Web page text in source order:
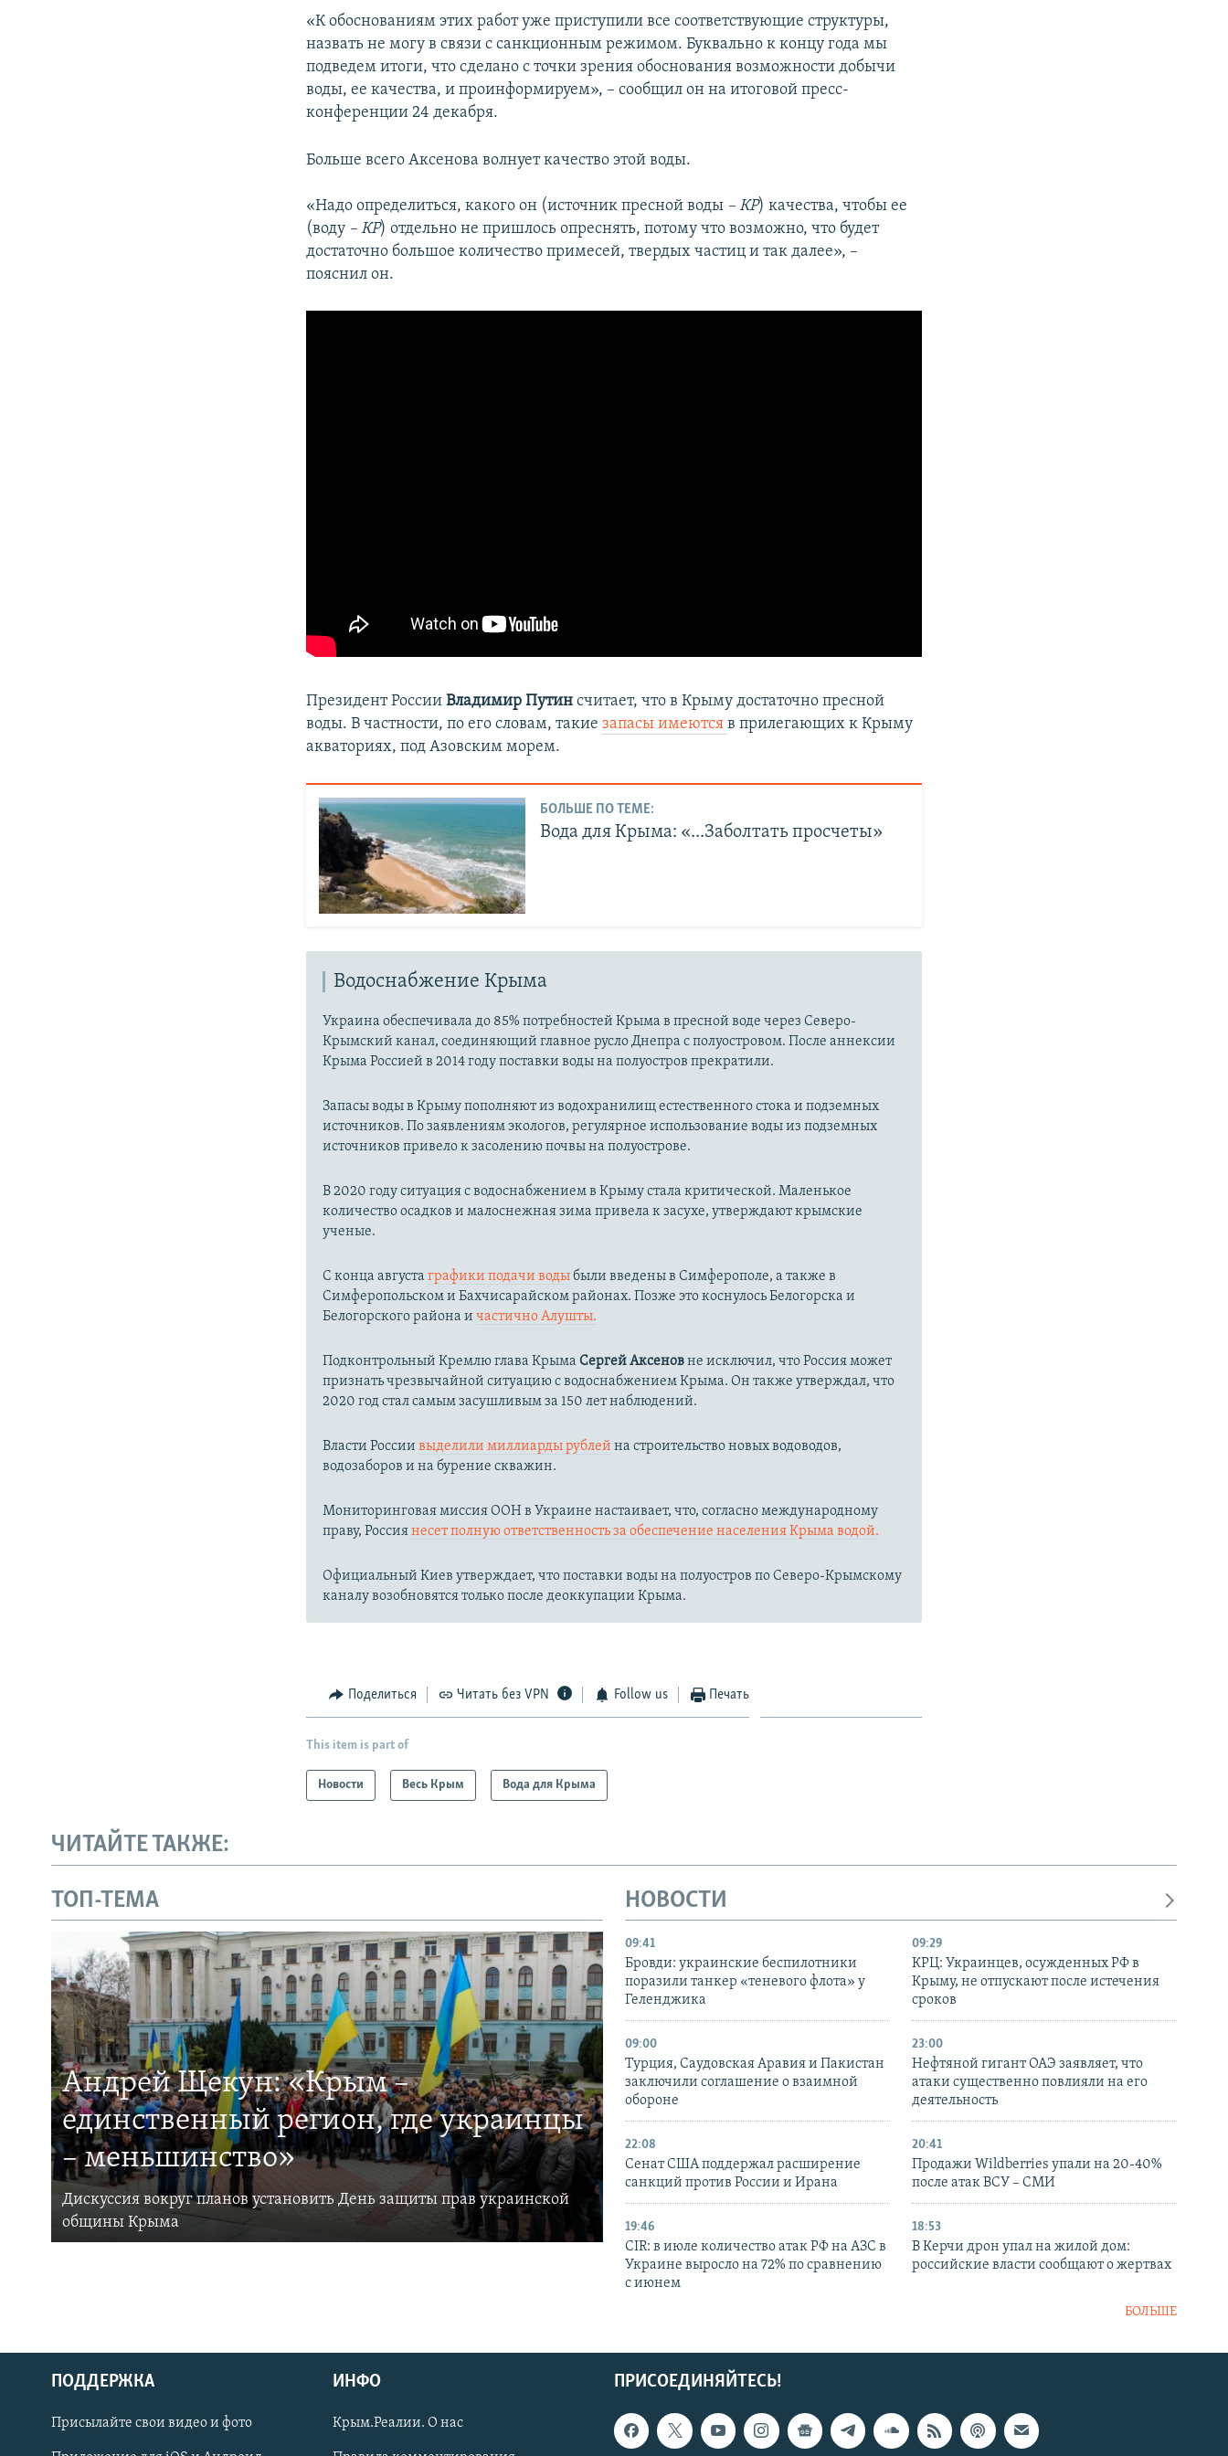
Українською
Qırımtatar
«К обоснованиям этих работ уже приступили все соответствующие структуры,
назвать не могу в связи с санкционным режимом. Буквально к концу года мы
подведем итоги, что сделано с точки зрения обоснования возможности добычи
воды, ее качества, и проинформируем», – сообщил он на итоговой пресс-
конференции 24 декабря.
Больше всего Аксенова волнует качество этой воды.
«Надо определиться, какого он (источник пресной воды – КР) качества, чтобы ее
(воду – КР) отдельно не пришлось опреснять, потому что возможно, что будет
достаточно большое количество примесей, твердых частиц и так далее», –
пояснил он.
Президент РоссииВладимир Путин считает, что в Крыму достаточно пресной
воды. В частности, по его словам, такиезапасы имеютсяв прилегающих к Крыму
акваториях, под Азовским морем.
БОЛЬШЕ ПО ТЕМЕ:
Вода для Крыма: «...Заболтать просчеты»
Водоснабжение Крыма
Украина обеспечивала до 85% потребностей Крыма в пресной воде через Северо-
Крымский канал, соединяющий главное русло Днепра с полуостровом. После аннексии
Крыма Россией в 2014 году поставки воды на полуостров прекратили.
Запасы воды в Крыму пополняют из водохранилищ естественного стока и подземных
источников. По заявлениям экологов, регулярное использование воды из подземных
источников привело к засолению почвы на полуострове.
В 2020 году ситуация с водоснабжением в Крыму стала критической. Маленькое
количество осадков и малоснежная зима привела к засухе, утверждают крымские
ученые.
С конца августаграфики подачи водыбыли введены в Симферополе, а также в
Симферопольском и Бахчисарайском районах. Позже это коснулось Белогорска и
Белогорского района ичастично Алушты.
Подконтрольный Кремлю глава КрымаСергей Аксеновне исключил, что Россия может
признать чрезвычайной ситуацию с водоснабжением Крыма. Он также утверждал, что
2020 год стал самым засушливым за 150 лет наблюдений.​
Власти Россиивыделили миллиарды рублей на строительство новых водоводов,
водозаборов и на бурение скважин.
Мониторинговая миссия ООН в Украине настаивает, что, согласно международному
праву, Россиянесет полную ответственность за обеспечение населения Крыма водой.
Официальный Киев утверждает, что поставки воды на полуостров по Северо-Крымскому
каналу возобновятся только после деоккупации Крыма.
Поделиться Читать без VPN Follow us Печать
This item is part of
Новости Весь Крым Вода для Крыма
ЧИТАЙТЕ ТАКЖЕ:
ТОП-ТЕМА
Андрей Щекун: «Крым –
единственный регион, где украинцы
– меньшинство»
Дискуссия вокруг планов установить День защиты прав украинской
общины Крыма
НОВОСТИ
09:41
Бровди: украинские беспилотники
поразили танкер «теневого флота» у
Геленджика
09:29
КРЦ: Украинцев, осужденных РФ в
Крыму, не отпускают после истечения
сроков
09:00
Турция, Саудовская Аравия и Пакистан
заключили соглашение о взаимной
обороне
23:00
Нефтяной гигант ОАЭ заявляет, что
атаки существенно повлияли на его
деятельность
22:08
Сенат США поддержал расширение
санкций против России и Ирана
20:41
Продажи Wildberries упали на 20-40%
после атак ВСУ – СМИ
19:46
CIR: в июле количество атак РФ на АЗС в
Украине выросло на 72% по сравнению
с июнем
18:53
В Керчи дрон упал на жилой дом:
российские власти сообщают о жертвах
БОЛЬШЕ
ПРИСОЕДИНЯЙТЕСЬ!
ПОДДЕРЖКА
Присылайте свои видео и фото
ИНФО
Крым.Реалии. О нас